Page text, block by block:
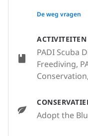
PADI Scuba
Freediving,
Adopt the
None
De weg vragen